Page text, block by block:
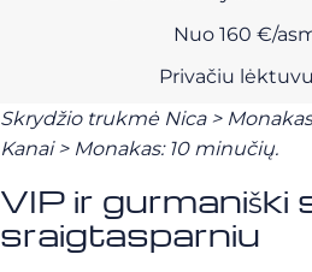
Nuo 160 €/
Privačiu lėktuvu
Skrydžio trukmė Nica >
Kanai > Monakas: 10 minučių.
VIP ir gurmaniški
sraigtasparniu